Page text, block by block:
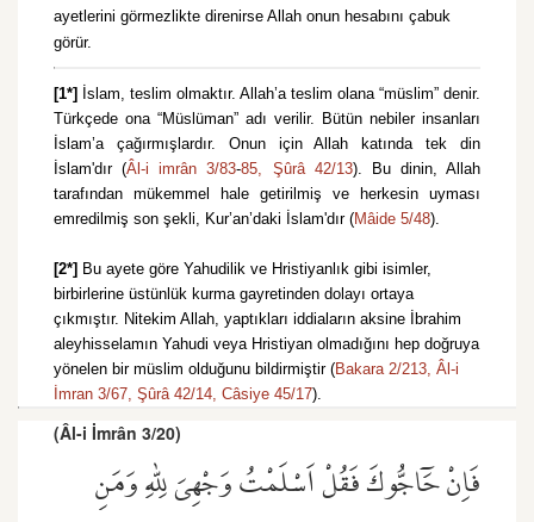
ayetlerini görmezlikte direnirse Allah onun hesabını çabuk
görür.
[1*]
İslam, teslim olmaktır. Allah’a teslim olana “müslim” denir.
Türkçede ona “Müslüman” adı verilir. Bütün nebiler insanları
İslam’a çağırmışlardır. Onun için Allah katında tek din
İslam'dır (Âl-i imrân 3/83-85, Şûrâ 42/13). Bu dinin, Allah
tarafından mükemmel hale getirilmiş ve herkesin uyması
emredilmiş son şekli, Kur’an’daki İslam'dır (Mâide 5/48).
[2*] Bu ayete göre Yahudilik ve Hristiyanlık gibi isimler,
birbirlerine üstünlük kurma gayretinden dolayı ortaya
çıkmıştır. Nitekim Allah, yaptıkları iddiaların aksine İbrahim
aleyhisselamın Yahudi veya Hristiyan olmadığını hep doğruya
yönelen bir müslim olduğunu bildirmiştir (Bakara 2/213, Âl-i
İmran 3/67, Şûrâ 42/14, Câsiye 45/17).
(Âl-i İmrân 3/20)
فَاِنْ حَٓاجُّوكَ فَقُلْ اَسْلَمْتُ وَجْهِيَ لِلّٰهِ وَمَنِ